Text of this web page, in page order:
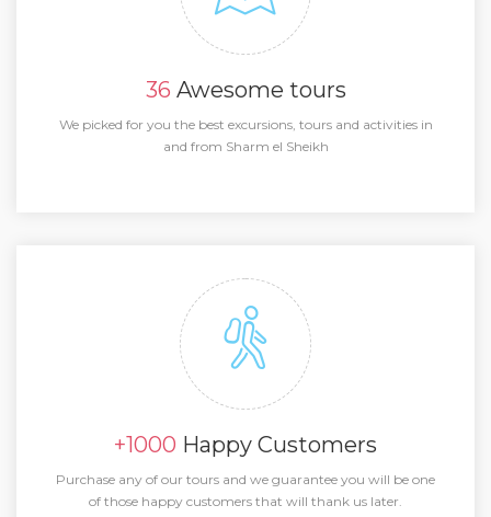
36 Awesome tours
We picked for you the best excursions, tours and activities in
and from Sharm el Sheikh
+1000 Happy Customers
Purchase any of our tours and we guarantee you will be one
of those happy customers that will thank us later.